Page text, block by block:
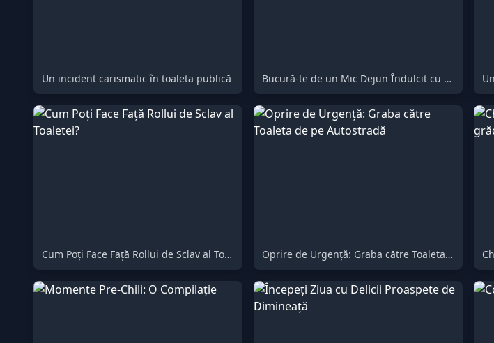
Un incident carismatic în toaleta publică Bucură-te de un Mic Dejun Îndulcit cu Ciocolată și cu un Surpriză Nostimă
Cum Poți Face Față Rollui de Sclav al Toaletei? Oprire de Urgență: Graba către Toaleta de pe Autostradă